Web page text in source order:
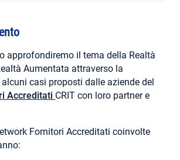
approfondiremo il tema della Realtà
Aumentata attraverso la
casi proposti dalle aziende del
Accreditati CRIT con loro partner e
Fornitori Accreditati coinvolte